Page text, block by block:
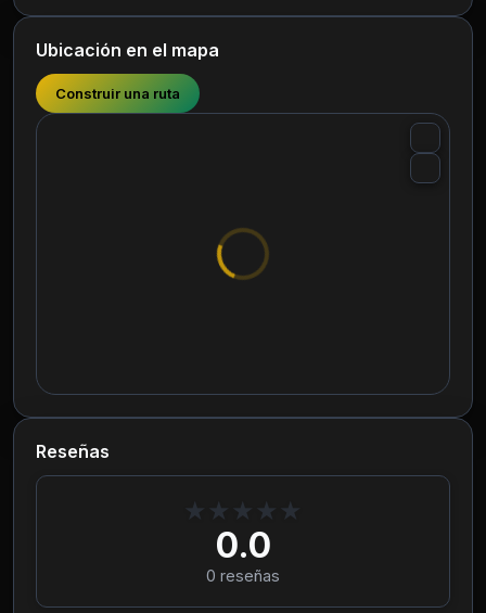
Ubicación en el mapa
Construir una ruta
Reseñas
★ ★ ★ ★ ★
0.0
0 reseñas